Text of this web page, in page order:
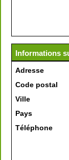
Informations
Adresse
Code postal
Ville
Pays
Téléphone